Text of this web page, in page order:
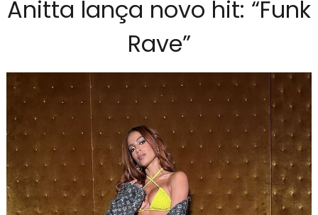
Anitta lança novo hit: “Funk
Rave”